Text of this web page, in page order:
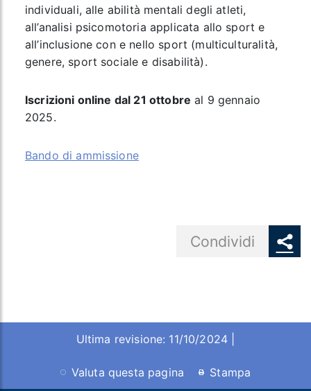
individuali, alle abilità mentali degli atleti,
all’analisi psicomotoria applicata allo sport e
all’inclusione con e nello sport (multiculturalità,
genere, sport sociale e disabilità).
Iscrizioni online dal 21 ottobre al 9 gennaio
2025.
Bando di ammissione
Condividi
Ultima revisione: 11/10/2024 |
Valuta questa pagina Stampa